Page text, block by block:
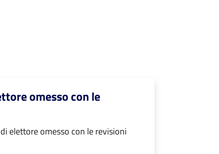
omesso con le
elettore omesso con le revisioni